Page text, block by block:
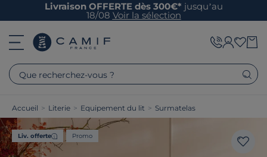
Livraison OFFERTE dès 300€* jusqu’au
18/08 Voir la sélection
Que recherchez-vous ?
Accueil > Literie > Equipement du lit > Surmatelas
Liv. offerte Promo